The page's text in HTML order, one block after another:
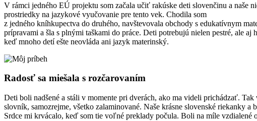
V rámci jedného EÚ projektu som začala učiť rakúske deti slovenčinu a naše
prostriedky na jazykové vyučovanie pre tento vek. Chodila som
z jedného kníhkupectva do druhého, navštevovala obchody s edukatívnym
prípravami a šla s plnými taškami do práce. Deti potrebujú nielen pestré, ale
keď mnoho detí ešte neovláda ani jazyk materinský.
Radosť sa miešala s rozčarovaním
Deti boli nadšené a stáli v momente pri dverách, ako ma videli prichádzať.
slovník, samozrejme, všetko zalaminované. Naše krásne slovenské riekanky
Srdce mi krvácalo, keď som tie voľné preklady počula. Boli na míle vzdialené